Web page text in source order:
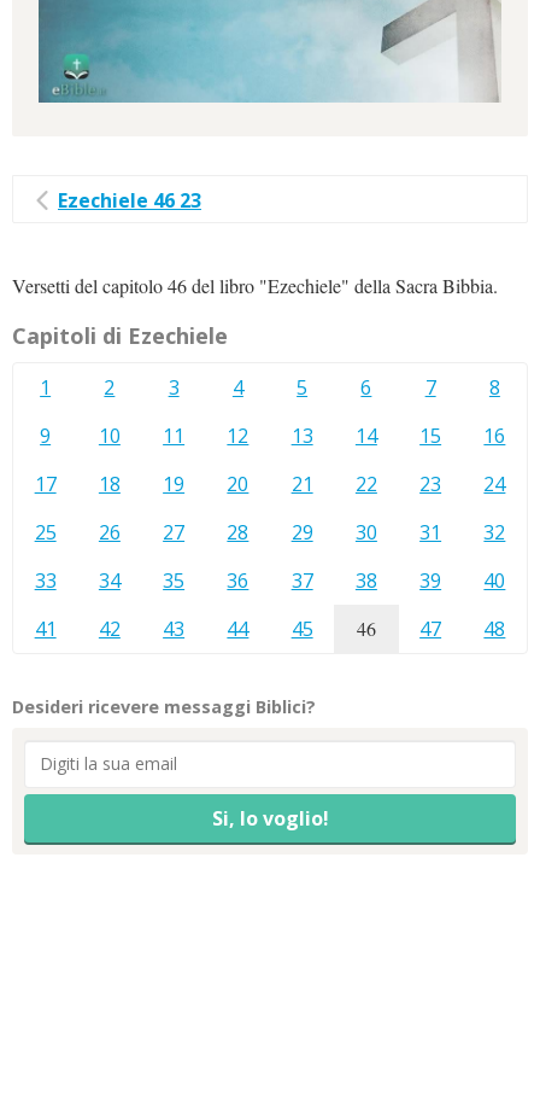
Ezechiele 46 23
Versetti del capitolo 46 del libro "Ezechiele" della Sacra Bibbia.
Capitoli di Ezechiele
1 2 3 4 5 6 7
8
9
10 11 12 13 14 15
16
17
18 19 20 21 22 23
24
25
26 27 28 29 30 31
32
33
34 35 36 37 38 39
40
41
42 43 44 45 46 47 48
Desideri ricevere messaggi Biblici?